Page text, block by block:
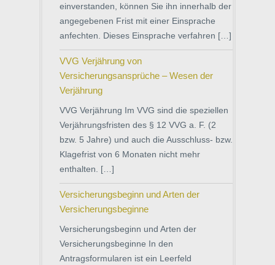
einverstanden, können Sie ihn innerhalb der
angegebenen Frist mit einer Einsprache
anfechten. Dieses Einsprache verfahren […]
VVG Verjährung von
Versicherungsansprüche – Wesen der
Verjährung
VVG Verjährung Im VVG sind die speziellen
Verjährungsfristen des § 12 VVG a. F. (2
bzw. 5 Jahre) und auch die Ausschluss- bzw.
Klagefrist von 6 Monaten nicht mehr
enthalten. […]
Versicherungsbeginn und Arten der
Versicherungsbeginne
Versicherungsbeginn und Arten der
Versicherungsbeginne In den
Antragsformularen ist ein Leerfeld